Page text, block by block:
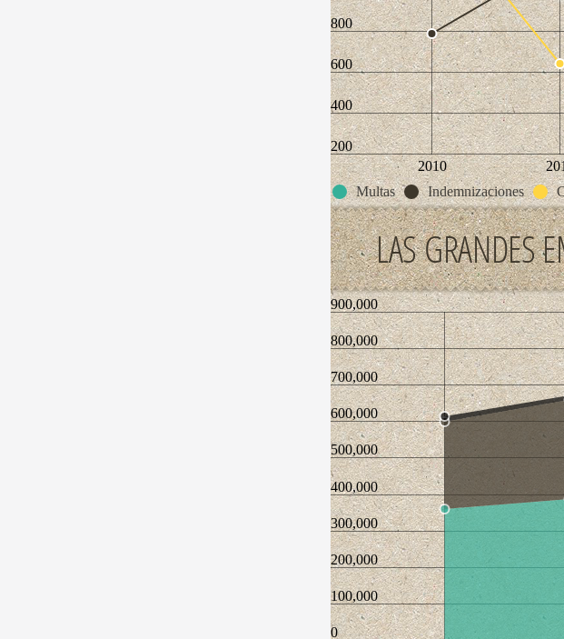
200
400
600
800
2010
Multas
Indemnizaciones
LAS GRANDES
0
100,000
200,000
300,000
400,000
500,000
600,000
700,000
800,000
900,000